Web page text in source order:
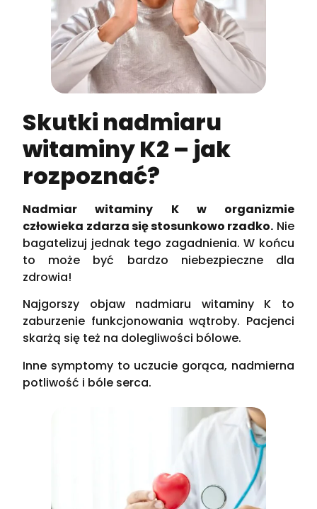
Skutki nadmiaru
witaminy K2 – jak
rozpoznać?
Nadmiar witaminy K w organizmie
człowieka zdarza się stosunkowo rzadko. Nie
bagatelizuj jednak tego zagadnienia. W końcu
to może być bardzo niebezpieczne dla
zdrowia!
Najgorszy objaw nadmiaru witaminy K to
zaburzenie funkcjonowania wątroby. Pacjenci
skarżą się też na dolegliwości bólowe.
Inne symptomy to uczucie gorąca, nadmierna
potliwość i bóle serca.